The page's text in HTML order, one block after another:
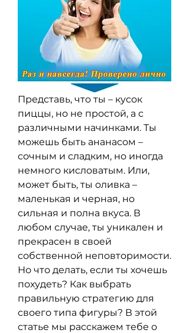
Представь, что ты – кусок
пиццы, но не простой, а с
различными начинками. Ты
можешь быть ананасом –
сочным и сладким, но иногда
немного кисловатым. Или,
может быть, ты оливка –
маленькая и черная, но
сильная и полна вкуса. В
любом случае, ты уникален и
прекрасен в своей
собственной неповторимости.
Но что делать, если ты хочешь
похудеть? Как выбрать
правильную стратегию для
своего типа фигуры? В этой
статье мы расскажем тебе о